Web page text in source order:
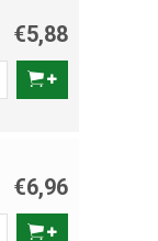
€5,88
€6,96